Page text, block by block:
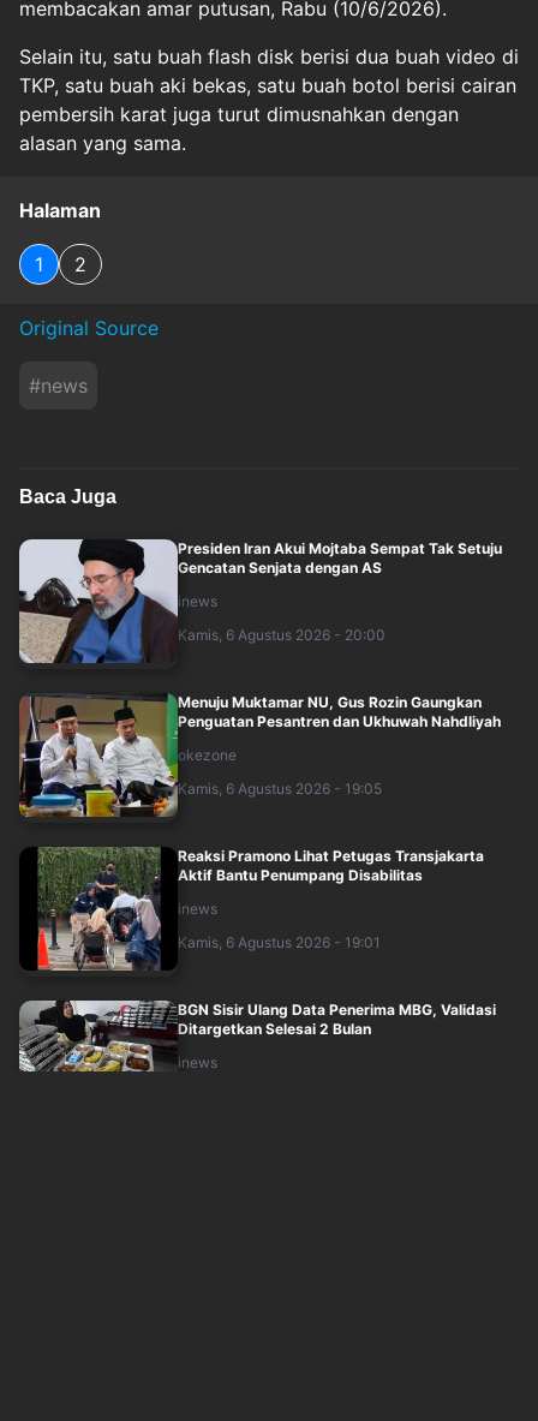
membacakan amar putusan, Rabu (10/6/2026).
Selain itu, satu buah flash disk berisi dua buah video di
TKP, satu buah aki bekas, satu buah botol berisi cairan
pembersih karat juga turut dimusnahkan dengan
alasan yang sama.
Halaman
1 2
Original Source
#news
Baca Juga
Presiden Iran Akui Mojtaba Sempat Tak Setuju
Gencatan Senjata dengan AS
inews
Kamis, 6 Agustus 2026 - 20:00
Menuju Muktamar NU, Gus Rozin Gaungkan
Penguatan Pesantren dan Ukhuwah Nahdliyah
okezone
Kamis, 6 Agustus 2026 - 19:05
Reaksi Pramono Lihat Petugas Transjakarta
Aktif Bantu Penumpang Disabilitas
inews
Kamis, 6 Agustus 2026 - 19:01
BGN Sisir Ulang Data Penerima MBG, Validasi
Ditargetkan Selesai 2 Bulan
inews